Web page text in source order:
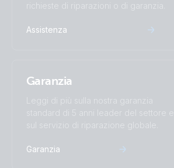
Orion-Tr Smart 24/24-12 (top)
Orion-Tr smart 24/24-17 (right)
Orion-Tr smart 24/24-17 (top)
richieste di riparazioni o di garanzia.
Assistenza
Garanzia
Leggi di più sulla nostra garanzia
standard di 5 anni leader del settore e
sul servizio di riparazione globale.
Garanzia